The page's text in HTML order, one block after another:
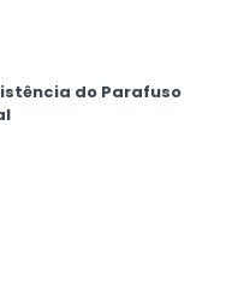
do Parafuso